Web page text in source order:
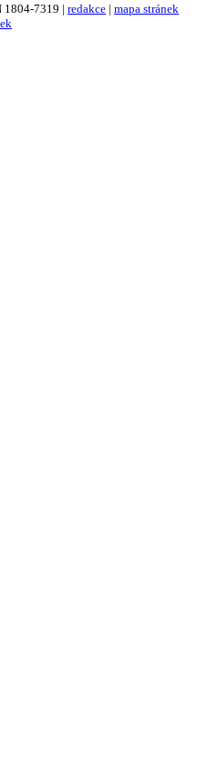
1804-7319 | redakce | mapa stránek